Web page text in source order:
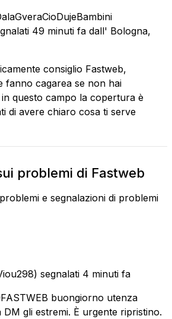
49 minuti fa dall' Bologna,
consiglio Fastweb,
fanno cagarea se non hai
questo campo la copertura è
di avere chiaro cosa ti serve
problemi di Fastweb
e segnalazioni di problemi
segnalati 4 minuti fa
buongiorno utenza
gli estremi. È urgente ripristino.